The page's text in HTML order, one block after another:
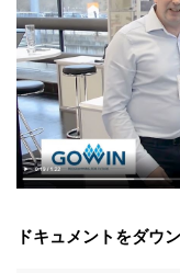
ドキュメントをダウ